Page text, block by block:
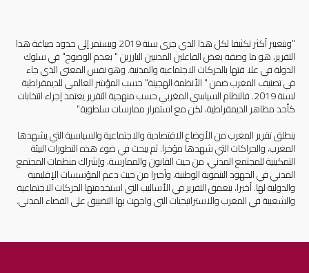
والشعبية في المغرب والاستراتيجيات التي واجهت بها التضييق على الفضاء المدني.